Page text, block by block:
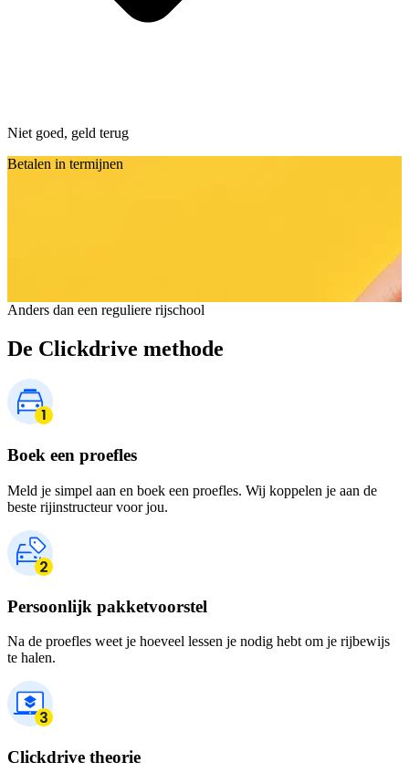
Niet goed, geld terug
Betalen in termijnen
Anders dan een reguliere rijschool
De Clickdrive methode
Boek een proefles
Meld je simpel aan en boek een proefles. Wij koppelen je aan de
beste rijinstructeur voor jou.
Persoonlijk pakketvoorstel
Na de proefles weet je hoeveel lessen je nodig hebt om je rijbewijs
te halen.
Clickdrive theorie